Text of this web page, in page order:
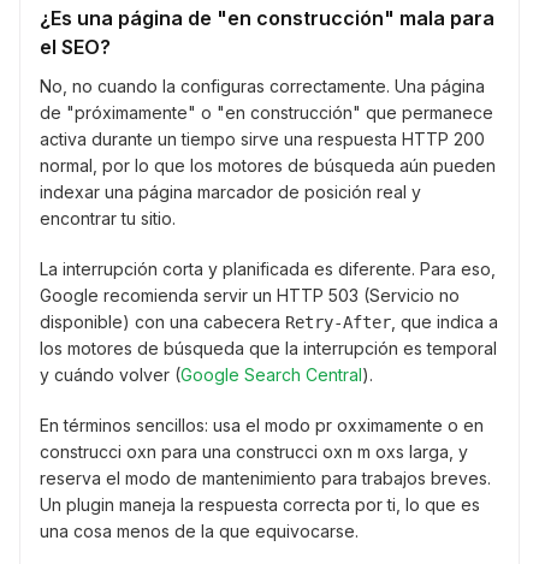
¿Es una página de "en construcción" mala para
el SEO?
No, no cuando la configuras correctamente. Una página
de "próximamente" o "en construcción" que permanece
activa durante un tiempo sirve una respuesta HTTP 200
normal, por lo que los motores de búsqueda aún pueden
indexar una página marcador de posición real y
encontrar tu sitio.
La interrupción corta y planificada es diferente. Para eso,
Google recomienda servir un HTTP 503 (Servicio no
disponible) con una cabecera Retry-After , que indica a
los motores de búsqueda que la interrupción es temporal
y cuándo volver (Google Search Central).
En términos sencillos: usa el modo pr oxximamente o en
construcci oxn para una construcci oxn m oxs larga, y
reserva el modo de mantenimiento para trabajos breves.
Un plugin maneja la respuesta correcta por ti, lo que es
una cosa menos de la que equivocarse.